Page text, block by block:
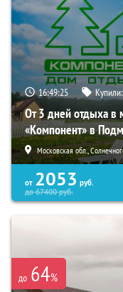
16:49:23 Купили:
От 3 дней отдыха в
«Компонент» в
Московская обл.,
от 2053 руб.
до67400руб.
до 64%